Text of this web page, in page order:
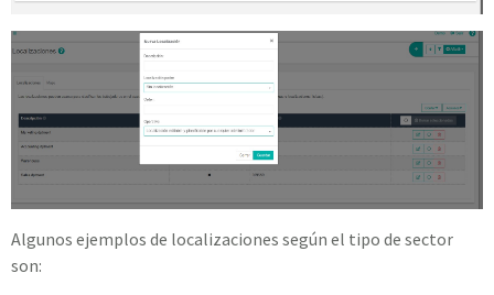
Algunos ejemplos de localizaciones según el tipo de sector
son: